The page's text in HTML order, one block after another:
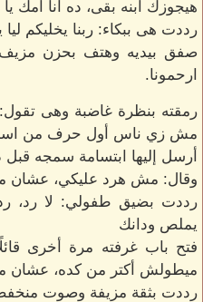
هيجوزك ابنه بقى، ده أنا أمك يا
رددت هى ببكاء: ربنا يخليكم ليا
صفق بيديه وهتف بحزن مزيف:
ارحمونا.
رمقته بنظرة غاضبة وهى
مش زي ناس أول حرف من
أرسل إليها ابتسامة سمجه قبل
وقال: مش هرد عليكي، عشان
رددت بضيق طفولي: لا رد،
يملص ودانك
فتح باب غرفته مرة أخرى
ميطولش أكتر من كده، عشان
رددت بثقة مزيفة وصوت